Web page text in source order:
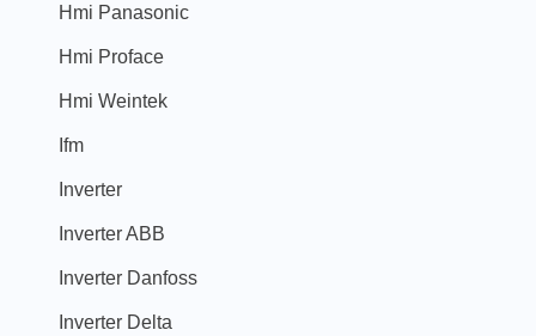
Hmi Panasonic
Hmi Proface
Hmi Weintek
Ifm
Inverter
Inverter ABB
Inverter Danfoss
Inverter Delta